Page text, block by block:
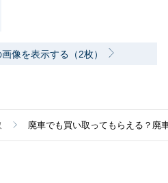
像を表示する（2枚）
廃車でも買い取ってもらえる？廃